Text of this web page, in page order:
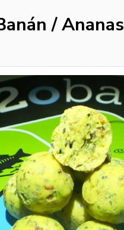
/ Ananas